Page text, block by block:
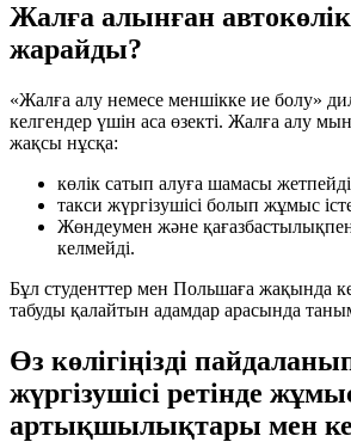
Жалға алынған
жарайды?
«Жалға алу немесе меншікке ие болу»
келгендер үшін аса өзекті. Жалға алу
жақсы нұсқа:
көлік сатып алуға шамасы
такси жүргізушісі болып жұмыс
Жөндеумен және
келмейді.
Бұл студенттер мен Польшаға жақында
табуды қалайтын адамдар арасында
Өз көлігіңізді
жүргізушісі ретінде
артықшылықтары мен